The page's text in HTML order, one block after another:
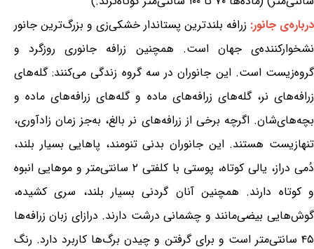
درباره‌ی جانور: زرافه بلندترین پستاندار خشکی‌زی و بزرگ‌ترین جانور
نشخوارکننده‌ی جهان است. همچنین زرافه جانوری روزگرد و
گروه‌زیست است. این جانوران در سه گروه زندگی می‌کنند: گله‌های
زرافه‌های نر، گله‌های زرافه‌های ماده و گله‌های زرافه‌های ماده و
بچه‌های‌شان. اگرچه برخی از زرافه‌های نر بالغ، به‌جز زمان زادآوری،
تنهازیست هستند. این جانوران بدنی تنومند، پاهایی بسیار بلند،
دُمی دراز، یالی کوتاه، پوستی با کلفتی ۲ سانتی‌متر و موهایی انبوه
و کوتاه دارند. همچنین آنان گردنی بسیار بلند، سری کشیده،
گوش‌هایی بیضی‌مانند و چشمانی درشت دارند. درازای زبان زرافه‌ها
۴۵ سانتی‌متر است و برای گرفتن و چیدن برگ‌ها کاربرد دارد. رنگ